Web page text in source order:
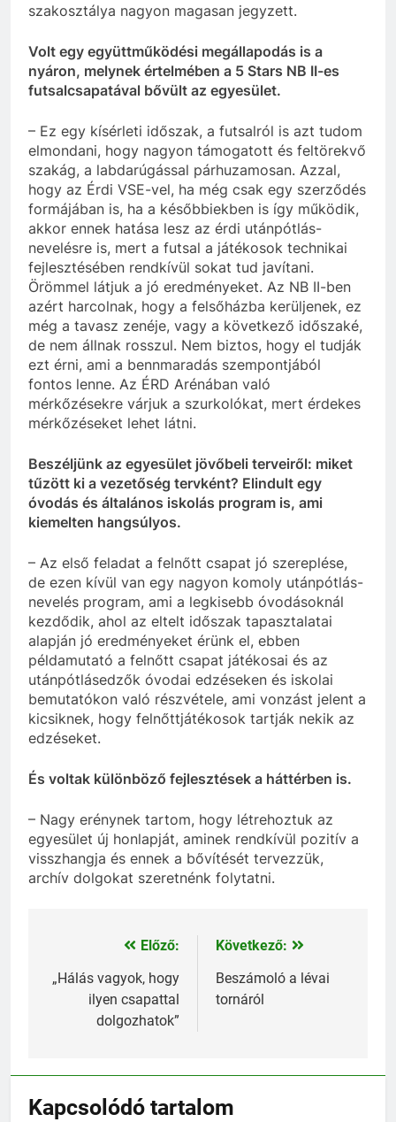
szakosztálya nagyon magasan jegyzett.
Volt egy együttműködési megállapodás is a
nyáron, melynek értelmében a 5 Stars NB II-es
futsalcsapatával bővült az egyesület.
– Ez egy kísérleti időszak, a futsalról is azt tudom
elmondani, hogy nagyon támogatott és feltörekvő
szakág, a labdarúgással párhuzamosan. Azzal,
hogy az Érdi VSE-vel, ha még csak egy szerződés
formájában is, ha a későbbiekben is így működik,
akkor ennek hatása lesz az érdi utánpótlás-
nevelésre is, mert a futsal a játékosok technikai
fejlesztésében rendkívül sokat tud javítani.
Örömmel látjuk a jó eredményeket. Az NB II-ben
azért harcolnak, hogy a felsőházba kerüljenek, ez
még a tavasz zenéje, vagy a következő időszaké,
de nem állnak rosszul. Nem biztos, hogy el tudják
ezt érni, ami a bennmaradás szempontjából
fontos lenne. Az ÉRD Arénában való
mérkőzésekre várjuk a szurkolókat, mert érdekes
mérkőzéseket lehet látni.
Beszéljünk az egyesület jövőbeli terveiről: miket
tűzött ki a vezetőség tervként? Elindult egy
óvodás és általános iskolás program is, ami
kiemelten hangsúlyos.
– Az első feladat a felnőtt csapat jó szereplése,
de ezen kívül van egy nagyon komoly utánpótlás-
nevelés program, ami a legkisebb óvodásoknál
kezdődik, ahol az eltelt időszak tapasztalatai
alapján jó eredményeket érünk el, ebben
példamutató a felnőtt csapat játékosai és az
utánpótlásedzők óvodai edzéseken és iskolai
bemutatókon való részvétele, ami vonzást jelent a
kicsiknek, hogy felnőttjátékosok tartják nekik az
edzéseket.
És voltak különböző fejlesztések a háttérben is.
– Nagy erénynek tartom, hogy létrehoztuk az
egyesület új honlapját, aminek rendkívül pozitív a
visszhangja és ennek a bővítését tervezzük,
archív dolgokat szeretnénk folytatni.
Bejegyzés
navigáció
Előző:
„Hálás vagyok, hogy
ilyen csapattal
dolgozhatok”
Következő:
Beszámoló a lévai
tornáról
Kapcsolódó tartalom